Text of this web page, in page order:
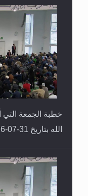
القرآن قاضٍ وحكمٌ
العكس
خطبة الجمعة التي
الله بتاريخ 31-07-2026